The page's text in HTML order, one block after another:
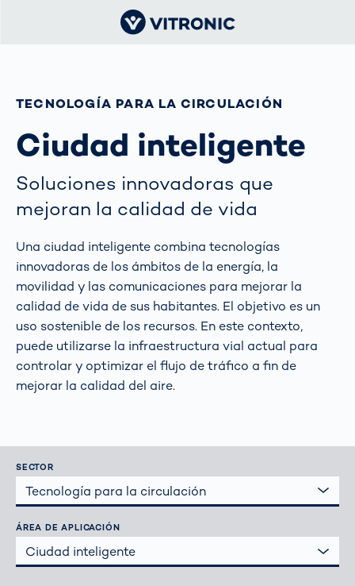
TECNOLOGÍA PARA LA CIRCULACIÓN
Ciudad inteligente
Soluciones innovadoras que
mejoran la calidad de vida
Una ciudad inteligente combina tecnologías
innovadoras de los ámbitos de la energía, la
movilidad y las comunicaciones para mejorar la
calidad de vida de sus habitantes. El objetivo es un
uso sostenible de los recursos. En este contexto,
puede utilizarse la infraestructura vial actual para
controlar y optimizar el flujo de tráfico a fin de
mejorar la calidad del aire.
SECTOR
Tecnología para la circulación
ÁREA DE APLICACIÓN
Ciudad inteligente